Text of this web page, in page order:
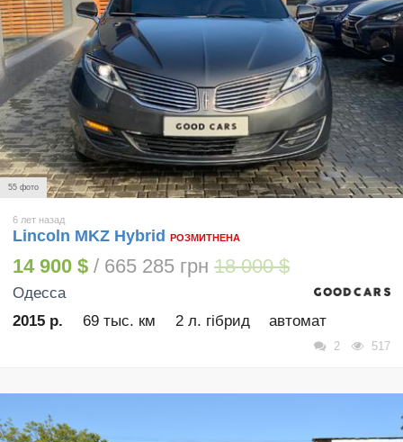
55 фото
6 лет назад
Lincoln MKZ Hybrid РОЗМИТНЕНА
14 900 $ / 665 285 грн 18 000 $
Одесса
2015 р.
69 тыс. км 2 л. гібрид автомат
2 517